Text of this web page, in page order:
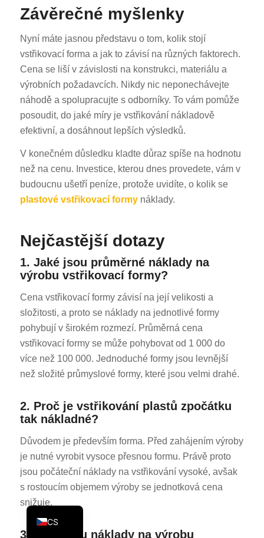
Závěrečné myšlenky
Nyní máte jasnou představu o tom, kolik stojí
vstřikovací forma a jak to závisí na různých faktorech.
Cena se liší v závislosti na konstrukci, materiálu a
výrobních požadavcích. Nikdy nic neponechávejte
náhodě a spolupracujte s odborníky. To vám pomůže
posoudit, do jaké míry je vstřikování nákladově
efektivní, a dosáhnout lepších výsledků.
V konečném důsledku kladte důraz spíše na hodnotu
než na cenu. Investice, kterou dnes provedete, vám v
budoucnu ušetří peníze, protože uvidíte, o kolik se
plastové vstřikovací formynáklady.
Nejčastější dotazy
1. Jaké jsou průměrné náklady na
výrobu vstřikovací formy?
Cena vstřikovací formy závisí na její velikosti a
složitosti, a proto se náklady na jednotlivé formy
pohybují v širokém rozmezí. Průměrná cena
vstřikovací formy se může pohybovat od 1 000 do
více než 100 000. Jednoduché formy jsou levnější
než složité průmyslové formy, které jsou velmi drahé.
2. Proč je vstřikování plastů zpočátku
tak nákladné?
Důvodem je především forma. Před zahájením výroby
je nutné vyrobit vysoce přesnou formu. Právě proto
jsou počáteční náklady na vstřikování vysoké, avšak
s rostoucím objemem výroby se jednotková cena
snižuje.
3. Jaké jsou náklady na výrobu
CS
EN
IT
DE
RU
NL
AR
ES
JA
PT
DA
SV
HU
RO
ES_MX